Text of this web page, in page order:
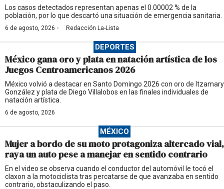
Los casos detectados representan apenas el 0.00002 % de la
población, por lo que descartó una situación de emergencia sanitaria.
6 de agosto, 2026 · Redacción La-Lista
DEPORTES
México gana oro y plata en natación artística de los
Juegos Centroamericanos 2026
México volvió a destacar en Santo Domingo 2026 con oro de Itzamary
González y plata de Diego Villalobos en las finales individuales de
natación artística.
6 de agosto, 2026
MÉXICO
Mujer a bordo de su moto protagoniza altercado vial,
raya un auto pese a manejar en sentido contrario
En el video se observa cuando el conductor del automóvil le tocó el
claxon a la motociclista tras percatarse de que avanzaba en sentido
contrario, obstaculizando el paso.